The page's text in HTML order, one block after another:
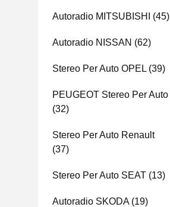
Autoradio MITSUBISHI (45)
Autoradio NISSAN (62)
Stereo Per Auto OPEL (39)
PEUGEOT Stereo Per Auto
(32)
Stereo Per Auto Renault
(37)
Stereo Per Auto SEAT (13)
Autoradio SKODA(19)